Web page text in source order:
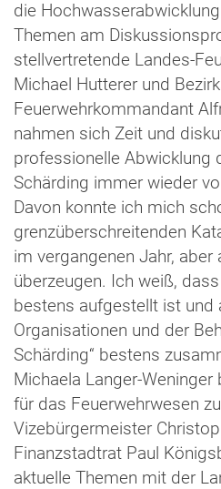
die
Themen am
stellvertretende Landes-
Michael Hutterer und
Feuerwehrkommandant
nahmen sich Zeit und
professionelle Abwicklung
Schärding immer wieder
Davon konnte ich mich
grenzüberschreitenden
im vergangenen Jahr, aber
überzeugen. Ich weiß,
bestens aufgestellt ist und
Organisationen und der
Schärding“ bestens
Michaela Langer-
für das Feuerwehrwesen
Vizebürgermeister
Finanzstadtrat Paul
aktuelle Themen mit der